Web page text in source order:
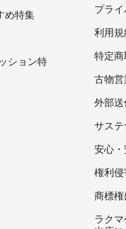
め特集
ション特
プラ
利用規
特定
古物
外部
サス
安心
権利
商標
ラク